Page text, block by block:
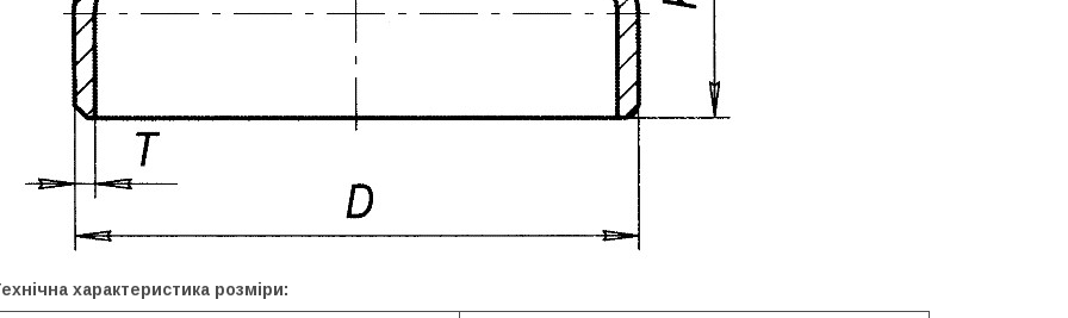
характеристика розміри: